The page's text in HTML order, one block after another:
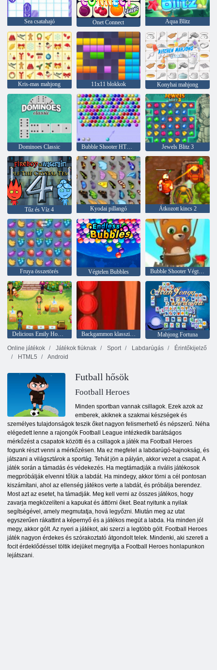
Sea csatahajó Onet Connect Aqua Blitz
Kris-mas mahjong 11x11 blokkok Konyhai mahjong
Dominoes Classic Bubble Shooter HTML5 Jewels Blitz 3
Tűz és Víz 4 Kyodai pillangó Átkozott kincs 2
Fruya összetörés Végtelen Bubbles Bubble Shooter Végtelen
Delicious Emily Home Sweet Home Backgammon klasszikus
Mahjong Fortuna
Online játékok
Játékok fiúknak Sport Labdarúgás
Érintőkijelző
HTML5
Android
Futball hősök
Football Heroes
Minden sportban vannak csillagok. Ezek azok az
emberek, akiknek a szakmai készségek és
személyes tulajdonságok teszik őket nagyon felismerhető és népszerű. Néha
elégedett lenne a rajongók Football League intézkedik barátságos
mérkőzést a csapatok közötti és a csillagok a játék ma Football Heroes
fogunk részt venni a mérkőzésen. Ma ez megfelel a labdarúgó-bajnokság, és
játszani a világsztárok a sportág. Tehát jön a pályán, akkor vezet a csapat. A
játék során a támadás és védekezés. Ha megtámadják a rivális játékosok
megpróbálják elvenni tőlük a labdát. Ha mindegy, akkor törni a cél pontosan
kiszámítani, ahol az ellenség játékos verte a labdát, és próbálja berendez.
Most azt az esetet, ha támadják. Meg kell verni az összes játékos, hogy
zavarja megközelíteni a kapukat és áttörni őket. Beat nyitunk a nyilak
segítségével, amely megmutatja, hová legyőzni. Miután meg az utat
egyszerűen rákattint a képernyő és a játékos megüt a labda. Ha minden jól
megy, akkor gólt. Az nyeri a játékot, aki szerzi a legtöbb gólt. Football Heroes
játék nagyon érdekes és szórakoztató átgondolt telek. Mindenki, aki szereti a
focit érdeklődéssel töltik idejüket megnyitja a Football Heroes honlapunkon
lejátszani.